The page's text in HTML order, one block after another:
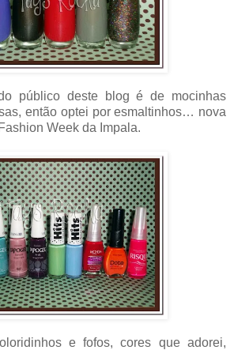
público deste blog é de mocinhas
então optei por esmaltinhos… nova
Week da Impala.
e fofos, cores que adorei,